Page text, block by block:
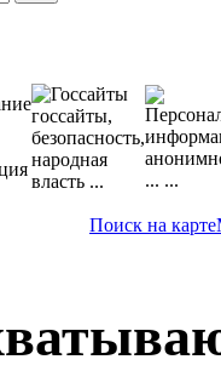
Поиск на карте